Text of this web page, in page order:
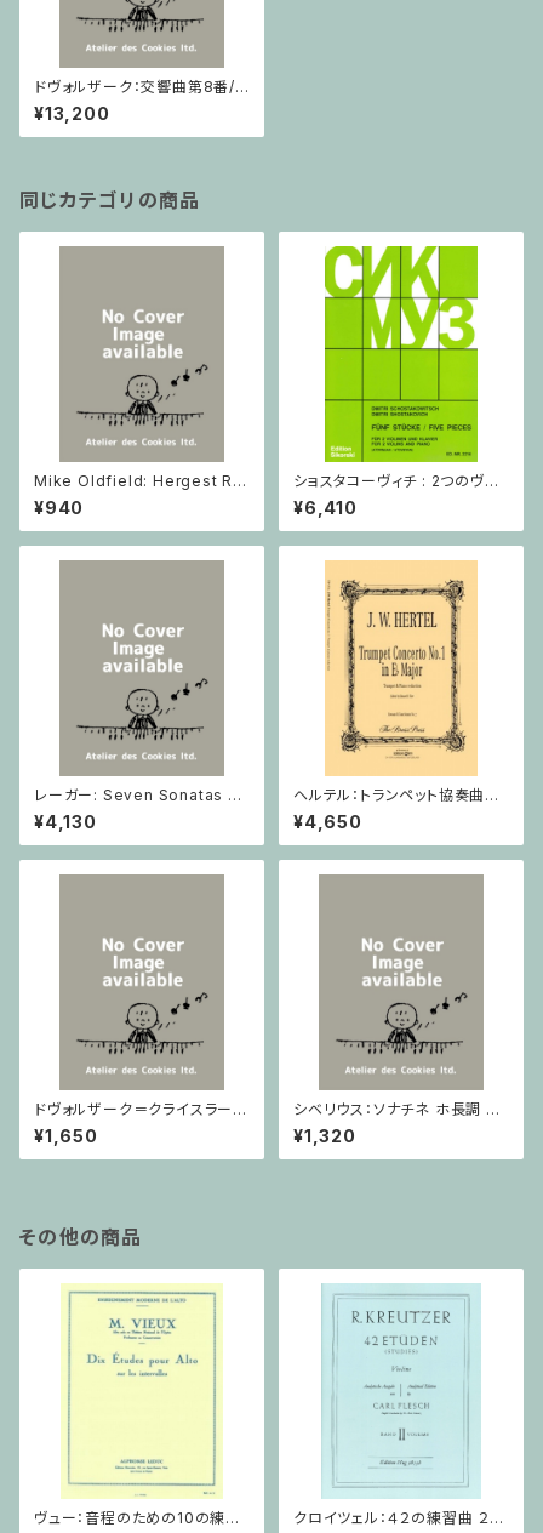
ドヴォルザーク：交響曲第8番/フ
ルスコア
¥13,200
同じカテゴリの商品
Mike Oldfield: Hergest Rid
ge / ピアノ
¥940
ショスタコーヴィチ : 2つのヴァ
イオリンとピアノのための 5つの
小品 / ヴァイオリン2とピアノ
¥6,410
レーガー: Seven Sonatas o
p. 91 Heft 2 / ヴァイオリン
¥4,130
ヘルテル：トランペット協奏曲第1
番 変ホ長調/トランペット・ピア
ノ
¥4,650
ドヴォルザーク＝クライスラー：
スラヴ幻想曲 ロ短調 from Op.
55-4, Op.75 / ヴァイオリンと
ピアノ
¥1,650
シベリウス：ソナチネ ホ長調 O
p.80 / ヴァイオリンとピアノ
¥1,320
その他の商品
ヴュー：音程のための10の練習
クロイツェル：４２の練習曲 ２巻